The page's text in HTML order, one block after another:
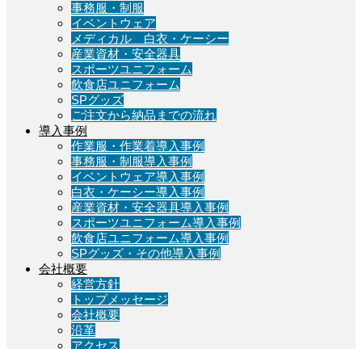
事務服・制服
イベントウェア
メディカル 白衣・ケーシー
産業資材・安全器具
スポーツユニフォーム
飲食店ユニフォーム
SPグッズ
ご注文から納品までの流れ
導入事例
作業服・作業着導入事例
事務服・制服導入事例
イベントウェア導入事例
白衣・ケーシー導入事例
産業資材・安全器具導入事例
スポーツユニフォーム導入事例
飲食店ユニフォーム導入事例
SPグッズ・その他導入事例
会社概要
経営方針
トップメッセージ
会社概要
沿革
アクセス